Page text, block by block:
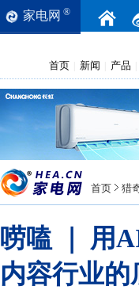
家电网 ®
首页 新闻 产品
首页 猎
唠嗑 ｜ 用
内容行业的